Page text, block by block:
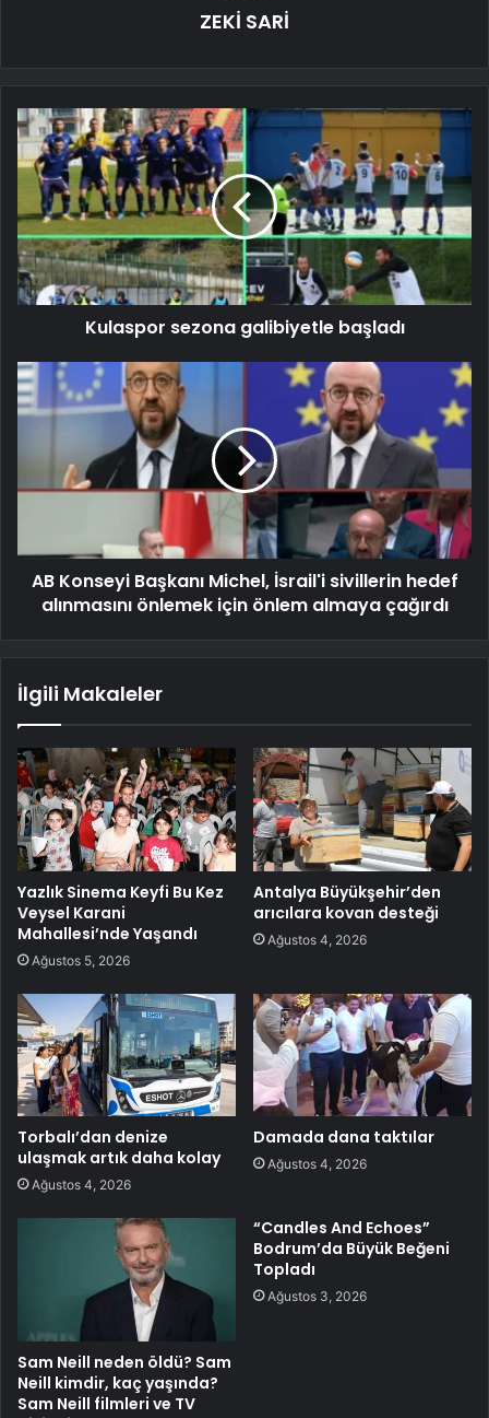
ZEKİ SARİ
Kulaspor sezona galibiyetle başladı
AB Konseyi Başkanı Michel, İsrail'i sivillerin hedef
alınmasını önlemek için önlem almaya çağırdı
İlgili Makaleler
Yazlık Sinema Keyfi Bu Kez
Veysel Karani
Mahallesi’nde Yaşandı
Ağustos 5, 2026
Antalya Büyükşehir’den
arıcılara kovan desteği
Ağustos 4, 2026
Torbalı’dan denize
ulaşmak artık daha kolay
Ağustos 4, 2026
Damada dana taktılar
Ağustos 4, 2026
Sam Neill neden öldü? Sam
Neill kimdir, kaç yaşında?
Sam Neill filmleri ve TV
“Candles And Echoes”
Bodrum’da Büyük Beğeni
Topladı
Ağustos 3, 2026